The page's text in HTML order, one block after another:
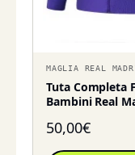
MAGLIA REAL
Tuta Completa
Bambini Real
50,00€